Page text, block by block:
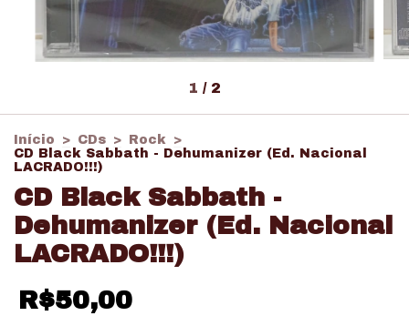
1 / 2
Início > CDs > Rock >
CD Black Sabbath - Dehumanizer (Ed. Nacional
LACRADO!!!)
CD Black Sabbath -
Dehumanizer (Ed. Nacional
LACRADO!!!)
R$50,00